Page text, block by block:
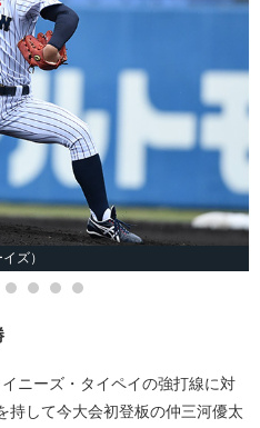
ズ）
ニーズ・タイペイの強打線に対
持して今大会初登板の仲三河優太